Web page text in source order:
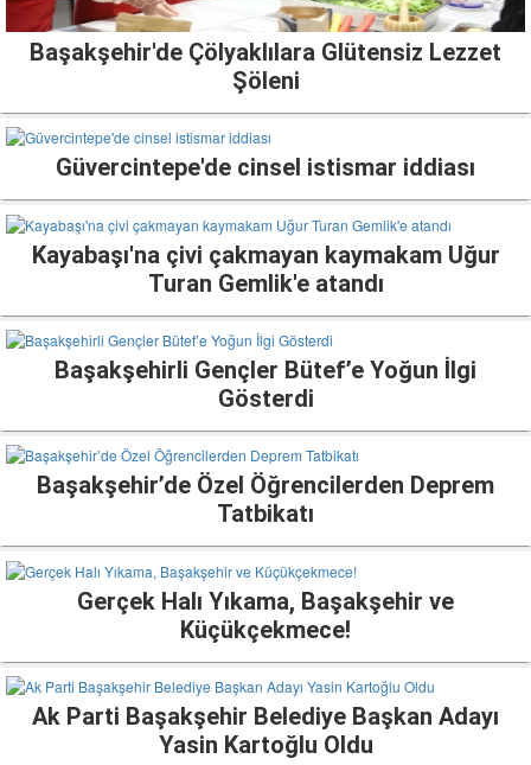
Başakşehir'de Çölyaklılara Glütensiz Lezzet
Şöleni
Güvercintepe'de cinsel istismar iddiası
Kayabaşı'na çivi çakmayan kaymakam Uğur
Turan Gemlik'e atandı
Başakşehirli Gençler Bütef’e Yoğun İlgi
Gösterdi
Başakşehir’de Özel Öğrencilerden Deprem
Tatbikatı
Gerçek Halı Yıkama, Başakşehir ve
Küçükçekmece!
Ak Parti Başakşehir Belediye Başkan Adayı
Yasin Kartoğlu Oldu